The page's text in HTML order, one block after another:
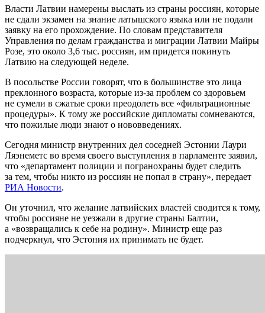
Власти Латвии намерены выслать из страны россиян, которые
не сдали экзамен на знание латышского языка или не подали
заявку на его прохождение. По словам представителя
Управления по делам гражданства и миграции Латвии Майры
Розе, это около 3,6 тыс. россиян, им придется покинуть
Латвию на следующей неделе.
В посольстве России говорят, что в большинстве это лица
преклонного возраста, которые из-за проблем со здоровьем
не сумели в сжатые сроки преодолеть все «фильтрационные
процедуры». К тому же российские дипломаты сомневаются,
что пожилые люди знают о нововведениях.
Сегодня министр внутренних дел соседней Эстонии Лаури
Ляэнеметс во время своего выступления в парламенте заявил,
что «департамент полиции и погранохраны будет следить
за тем, чтобы никто из россиян не попал в страну», передает
РИА Новости.
Он уточнил, что желание латвийских властей сводится к тому,
чтобы россияне не уезжали в другие страны Балтии,
а «возвращались к себе на родину». Министр еще раз
подчеркнул, что Эстония их принимать не будет.